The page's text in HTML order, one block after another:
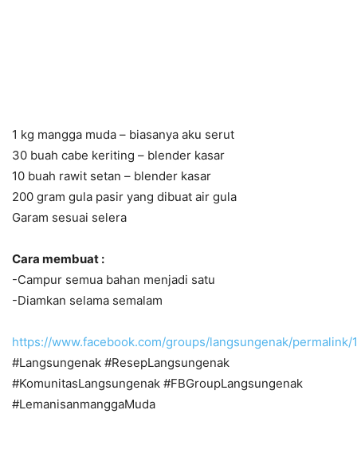
1 kg mangga muda – biasanya aku serut
30 buah cabe keriting – blender kasar
10 buah rawit setan – blender kasar
200 gram gula pasir yang dibuat air gula
Garam sesuai selera
Cara membuat :
-Campur semua bahan menjadi satu
-Diamkan selama semalam
https://www.facebook.com/groups/langsungenak/
#Langsungenak #ResepLangsungenak
#KomunitasLangsungenak #FBGroupLangsungenak
#LemanisanmanggaMuda